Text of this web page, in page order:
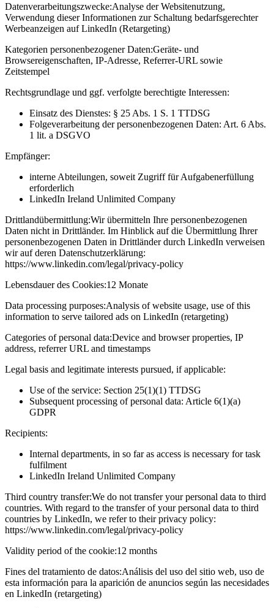
Datenverarbeitungszwecke:Analyse der Websitenutzung,
Verwendung dieser Informationen zur Schaltung bedarfsgerechter
Werbeanzeigen auf LinkedIn (Retargeting)
Kategorien personenbezogener Daten:Geräte- und
Browsereigenschaften, IP-Adresse, Referrer-URL sowie
Zeitstempel
Rechtsgrundlage und ggf. verfolgte berechtigte Interessen:
Einsatz des Dienstes: § 25 Abs. 1 S. 1 TTDSG
Folgeverarbeitung der personenbezogenen Daten: Art. 6 Abs.
1 lit. a DSGVO
Empfänger:
interne Abteilungen, soweit Zugriff für Aufgabenerfüllung
erforderlich
LinkedIn Ireland Unlimited Company
Drittlandübermittlung:Wir übermitteln Ihre personenbezogenen
Daten nicht in Drittländer. Im Hinblick auf die Übermittlung Ihrer
personenbezogenen Daten in Drittländer durch LinkedIn verweisen
wir auf deren Datenschutzerklärung:
https://www.linkedin.com/legal/privacy-policy
Lebensdauer des Cookies:12 Monate
Data processing purposes:Analysis of website usage, use of this
information to serve tailored ads on LinkedIn (retargeting)
Categories of personal data:Device and browser properties, IP
address, referrer URL and timestamps
Legal basis and legitimate interests pursued, if applicable:
Use of the service: Section 25(1)(1) TTDSG
Subsequent processing of personal data: Article 6(1)(a)
GDPR
Recipients:
Internal departments, in so far as access is necessary for task
fulfilment
LinkedIn Ireland Unlimited Company
Third country transfer:We do not transfer your personal data to third
countries. With regard to the transfer of your personal data to third
countries by LinkedIn, we refer to their privacy policy:
https://www.linkedin.com/legal/privacy-policy
Validity period of the cookie:12 months
Fines del tratamiento de datos:Análisis del uso del sitio web, uso de
esta información para la aparición de anuncios según las necesidades
en LinkedIn (retargeting)